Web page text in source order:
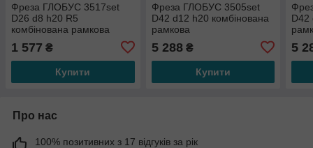
Фреза ГЛОБУС 3517set
D26 d8 h20 R5
комбінована рамкова
1 577 ₴
Купити
Фреза ГЛОБУС 3505set
D42 d12 h20 комбінована
рамкова
5 288₴
Купити
D42
5
Про нас
100% позитивних з 17 відгуків за рік